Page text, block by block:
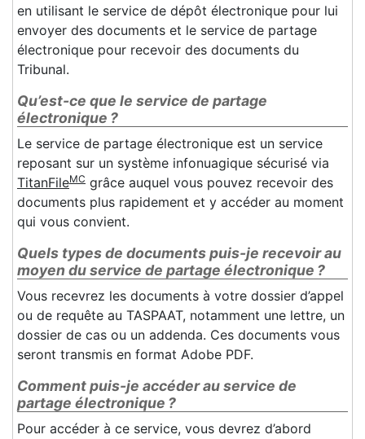
en utilisant le service de dépôt électronique pour lui
envoyer des documents et le service de partage
électronique pour recevoir des documents du
Tribunal.
Qu’est-ce que le service de partage
électronique ?
Le service de partage électronique est un service
reposant sur un système infonuagique sécurisé via
TitanFileMC grâce auquel vous pouvez recevoir des
documents plus rapidement et y accéder au moment
qui vous convient.
Quels types de documents puis-je recevoir au
moyen du service de partage électronique ?
Vous recevrez les documents à votre dossier d’appel
ou de requête au TASPAAT, notamment une lettre, un
dossier de cas ou un addenda. Ces documents vous
seront transmis en format Adobe PDF.
Comment puis-je accéder au service de
partage électronique ?
Pour accéder à ce service, vous devrez d’abord